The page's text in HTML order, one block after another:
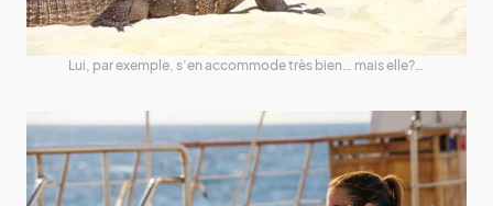
Lui, par exemple, s’en accommode très bien… mais elle?…